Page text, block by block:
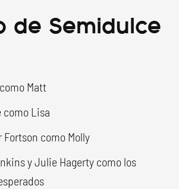
de Semidulce
Matt
como Lisa
Fortson como Molly
y Julie Hagerty como los